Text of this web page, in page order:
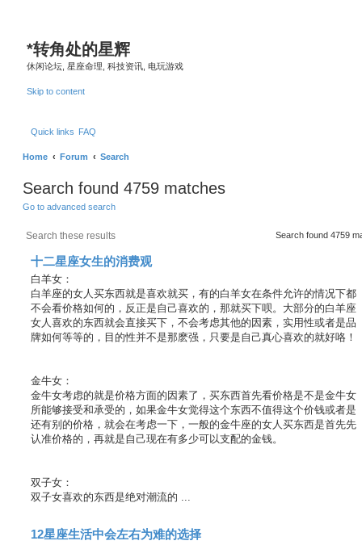
*转角处的星辉
休闲论坛, 星座命理, 科技资讯, 电玩游戏
Skip to content
Quick links FAQ
Home Forum Search
Search found 4759 matches
Go to advanced search
a
r
h
v
a
c
e
d
s
e
a
Search found 4759
十二星座女生的消费观
白羊女：
白羊座的女人买东西就是喜欢就买，有的白羊女在条件允许的情况下都
不会看价格如何的，反正是自己喜欢的，那就买下呗。大部分的白羊座
女人喜欢的东西就会直接买下，不会考虑其他的因素，实用性或者是品
牌如何等等的，目的性并不是那麽强，只要是自己真心喜欢的就好咯！
金牛女：
金牛女考虑的就是价格方面的因素了，买东西首先看价格是不是金牛女
所能够接受和承受的，如果金牛女觉得这个东西不值得这个价钱或者是
还有别的价格，就会在考虑一下，一般的金牛座的女人买东西是首先先
认准价格的，再就是自己现在有多少可以支配的金钱。
双子女：
双子女喜欢的东西是绝对潮流的 ...
12星座生活中会左右为难的选择